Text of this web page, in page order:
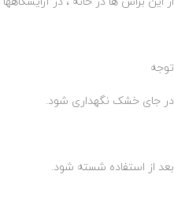
توجه
در جای خشک نگهداری شود.
بعد از استفاده شسته شود.